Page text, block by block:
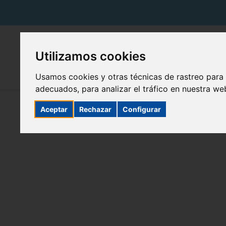
Utilizamos cookies
Usamos cookies y otras técnicas de rastreo
adecuados, para analizar el tráfico en nuestra
Aceptar Rechazar Configurar